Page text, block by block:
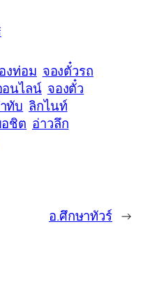
งท่อม จองตั๋วรถ
อนไลน์ จองตั๋ว
ทับ ลิกไนท์
ชิต อ่าวลึก
อ.ศึกษาทัวร์ →